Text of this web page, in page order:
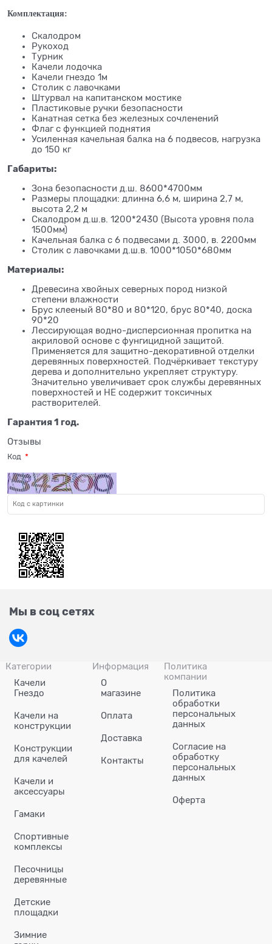
Комплектация:
Скалодром
Рукоход
Турник
Качели лодочка
Качели гнездо 1м
Столик с лавочками
Штурвал на капитанском мостике
Пластиковые ручки безопасности
Канатная сетка без железных сочленений
Флаг с функцией поднятия
Усиленная качельная балка на 6 подвесов, нагрузка
до 150 кг
Габариты:
Зона безопасности д.ш. 8600*4700мм
Размеры площадки: длинна 6,6 м, ширина 2,7 м,
высота 2,2 м
Скалодром д.ш.в. 1200*2430 (Высота уровня пола
1500мм)
Качельная балка с 6 подвесами д. 3000, в. 2200мм
Столик с лавочками д.ш.в. 1000*1050*680мм
Материалы:
Древесина хвойных северных пород низкой
степени влажности
Брус клееный 80*80 и 80*120, брус 80*40, доска
90*20
Лессирующая водно-дисперсионная пропитка на
акриловой основе с фунгицидной защитой.
Применяется для защитно-декоративной отделки
деревянных поверхностей. Подчёркивает текстуру
дерева и дополнительно укрепляет структуру.
Значительно увеличивает срок службы деревянных
поверхностей и НЕ содержит токсичных
растворителей.
Гарантия 1 год.
Отзывы
Код
Мы в соц сетях
Категории
Качели
Гнездо
Качели на
конструкции
Конструкции
для качелей
Качели и
аксессуары
Гамаки
Спортивные
комплексы
Песочницы
деревянные
Детские
площадки
Зимние
Информация
О
магазине
Оплата
Доставка
Контакты
Политика
компании
Политика
обработки
персональных
данных
Согласие на
обработку
персональных
данных
Оферта